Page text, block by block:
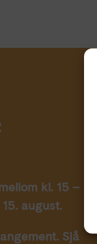
kl. 15 – 18 i
august.
Sjå